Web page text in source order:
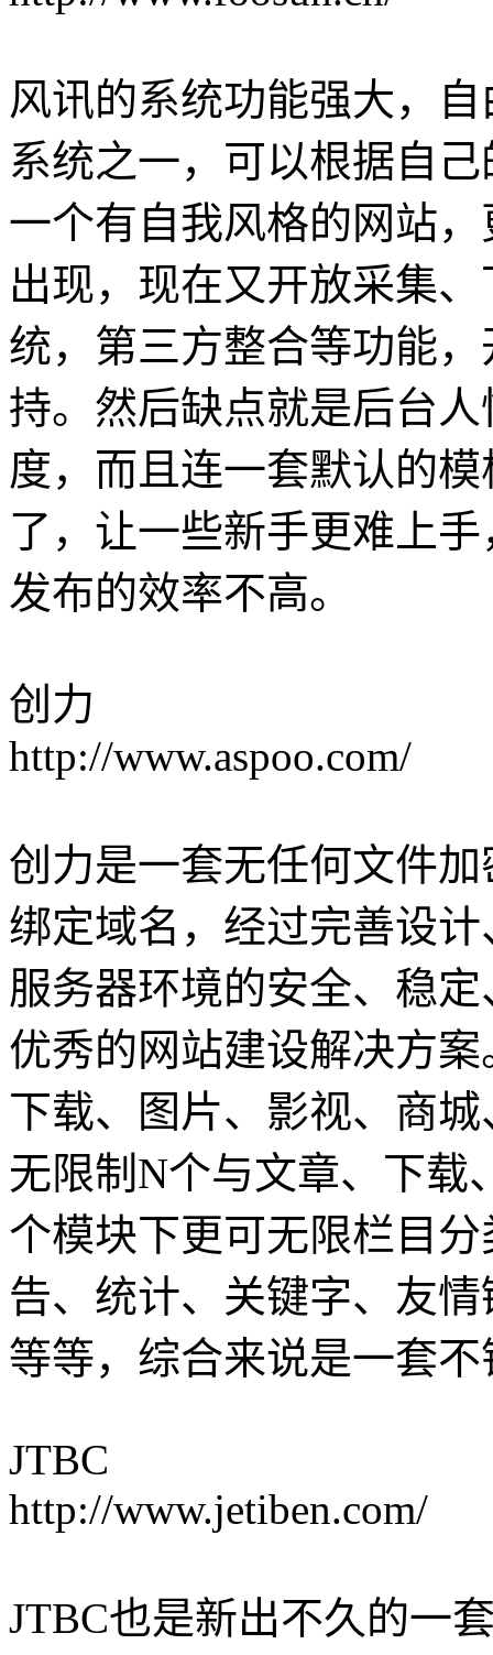
风讯的系统功能强大，
系统之一，可以根据自
一个有自我风格的网站
出现，现在又开放采集
统，第三方整合等功能
持。然后缺点就是后台
度，而且连一套默认的
了，让一些新手更难上
发布的效率不高。
创力
http://www.aspoo.com/
创力是一套无任何文件
绑定域名，经过完善设
服务器环境的安全、稳
优秀的网站建设解决方
下载、图片、影视、商
无限制N个与文章、下载
个模块下更可无限栏目
告、统计、关键字、友
等等，综合来说是一套
JTBC
http://www.jetiben.com/
JTBC也是新出不久的一